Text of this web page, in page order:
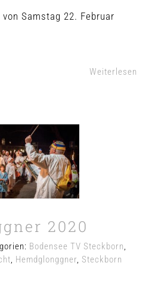
Samstag 22. Februar
Weiterlesen
2020
TV
2020
Bodensee TV Steckborn,
, Hemdglonggner, Steckborn